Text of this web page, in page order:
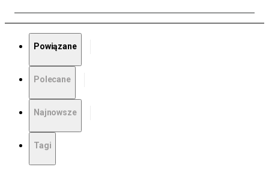
Powiązane
Polecane
Najnowsze
Tagi